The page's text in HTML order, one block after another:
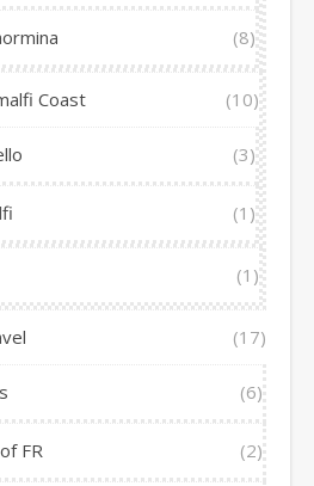
(8)
Coast (10)
(3)
(1)
(1)
(17)
(6)
FR (2)